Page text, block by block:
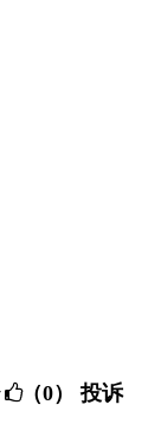
（0） 投诉